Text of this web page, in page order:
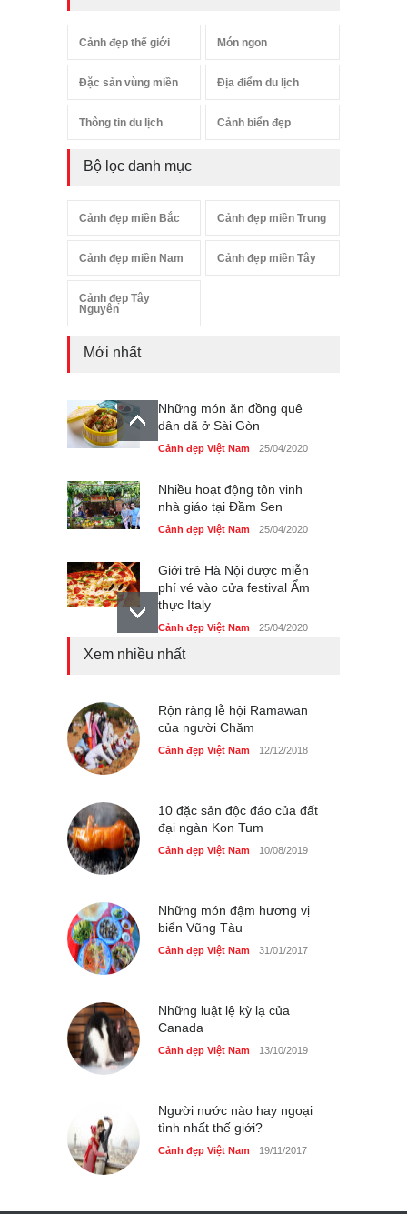
Cảnh đẹp thế giới Món ngon
Đặc sản vùng miền Địa điểm du lịch
Thông tin du lịch Cảnh biển đẹp
Bộ lọc danh mục
Cảnh đẹp miền Bắc Cảnh đẹp miền Trung
Cảnh đẹp miền Nam Cảnh đẹp miền Tây
Cảnh đẹp Tây
Nguyên
Mới nhất
Những món ăn đồng quê
dân dã ở Sài Gòn
Cảnh đẹp Việt Nam 25/04/2020
Nhiều hoạt động tôn vinh
nhà giáo tại Đầm Sen
Cảnh đẹp Việt Nam 25/04/2020
Giới trẻ Hà Nội được miễn
phí vé vào cửa festival Ẩm
thực Italy
Cảnh đẹp Việt Nam 25/04/2020
Cảnh đẹp Việt Nam 25/04/2020
Bán đảo Sơn Trà sẽ là khu
Xem nhiều nhất
Rộn ràng lễ hội Ramawan
của người Chăm
Cảnh đẹp Việt Nam 12/12/2018
10 đặc sản độc đáo của đất
đại ngàn Kon Tum
Cảnh đẹp Việt Nam 10/08/2019
Những món đậm hương vị
biển Vũng Tàu
Cảnh đẹp Việt Nam 31/01/2017
Những luật lệ kỳ lạ của
Canada
Cảnh đẹp Việt Nam 13/10/2019
Người nước nào hay ngoại
tình nhất thế giới?
Cảnh đẹp Việt Nam 19/11/2017